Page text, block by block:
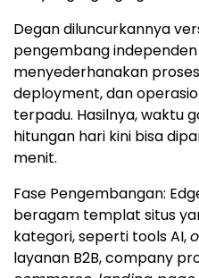
Degan diluncurkannya
pengembang
menyederhanakan
deployment, dan
terpadu. Hasilnya, waktu
hitungan hari kini bisa
menit.
Fase Pengembangan:
beragam templat situs
kategori, seperti tools AI,
layanan B2B, company